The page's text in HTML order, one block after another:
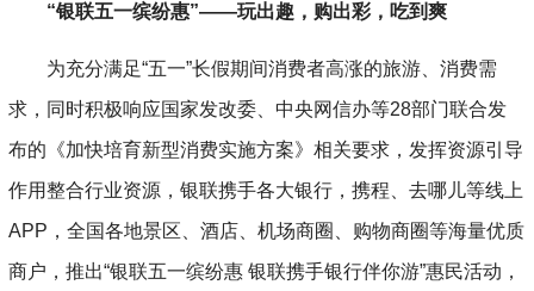
“银联五一缤纷惠”——玩出趣，购出彩，吃到爽
为充分满足“五一”长假期间消费者高涨的旅游、消费需
求，同时积极响应国家发改委、中央网信办等28部门联合发
布的《加快培育新型消费实施方案》相关要求，发挥资源引导
作用整合行业资源，银联携手各大银行，携程、去哪儿等线上
APP，全国各地景区、酒店、机场商圈、购物商圈等海量优质
商户，推出“银联五一缤纷惠 银联携手银行伴你游”惠民活动，